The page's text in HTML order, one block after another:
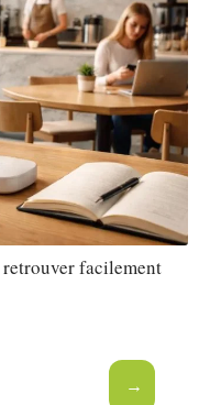
facilement